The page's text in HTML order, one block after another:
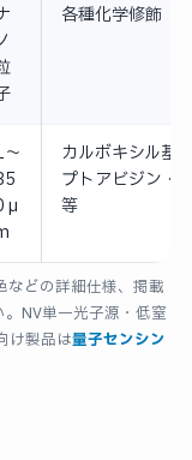
各種化学修飾
µ
カルボキシル基
プトアビジン・
等
どの詳細仕様、掲載
NV単一光子源・低窒
け製品は量子センシン